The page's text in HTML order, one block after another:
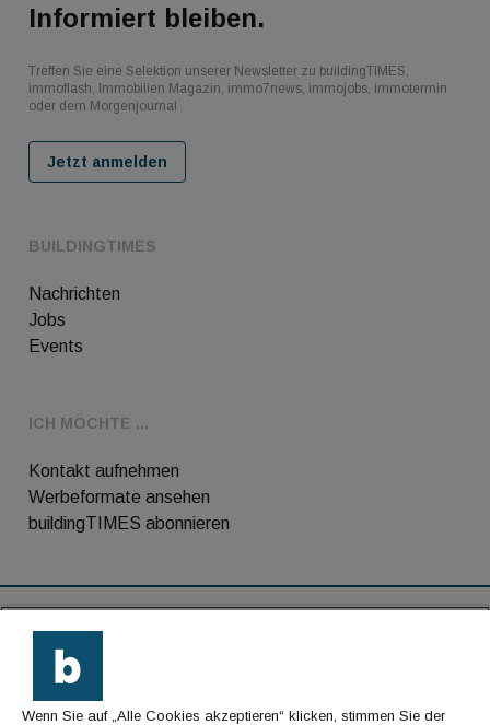
BUILDINGTIMES
Nachrichten
Jobs
Events
ICH MÖCHTE ...
Kontakt aufnehmen
Werbeformate ansehen
buildingTIMES abonnieren
Informiert bleiben.
Treffen Sie eine Selektion unserer Newsletter zu buildingTIMES,
immoflash, Immobilien Magazin, immo7news, immojobs, immotermin
oder dem Morgenjournal
Jetzt anmelden
Kontakt
Impressum
Wenn Sie auf „Alle Cookies akzeptieren“ klicken, stimmen Sie der